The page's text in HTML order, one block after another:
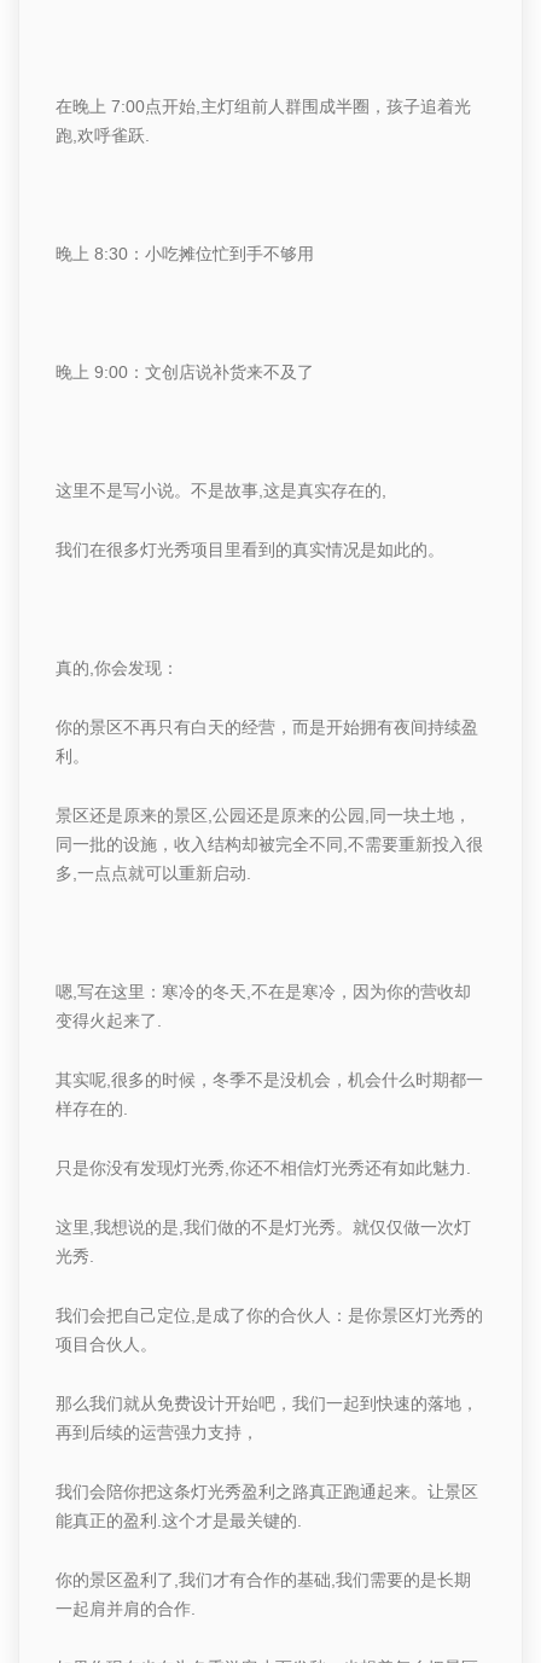
在晚上 7:00点开始 主灯组前人群围成半圈，孩子追着光
跑 欢呼雀跃
晚上 8:30 ：小吃摊位忙到手不够用
晚上 9:00 ：文创店说补货来不及了
这里不是写小说。 不是故事 这是真实存在的
我们在很多灯光秀项目里看到的真实情况是如此的。
真的 你会发现：
你的景区不再只有白天的经营，而是开始拥有夜间持续盈
利。
景区还是原来的景区 公园还是原来的公园 同一块土地，
同一批的设施，收入结构却被完全不同 不需要重新投入很
多 一点点就可以重新启动
嗯 写在这里 ： 寒冷的冬天 不在是寒冷 ，因为你的营收却
变得火起来了
其实呢 很多的时候，冬季不是没机会， 机会什么时期都一
样存在的
只是你没有发现灯光秀 你还不相信灯光秀还有如此魅力
这里 我想说的是 我们做的不是灯光秀。 就仅仅做一次灯
光秀
我们会把自己定位 是成了你的合伙人：是你景区灯光秀的
项目合伙人。
那么我们就从免费设计开始吧，我们一起到快速的落地，
再到后续的运营强力支持，
我们会陪你把这条灯光秀盈利之路真正跑通起来。 让景区
能真正的盈利 这个才是最关键的
你的景区盈利了 我们才有合作的基础 我们需要的是长期
一起肩并肩的合作